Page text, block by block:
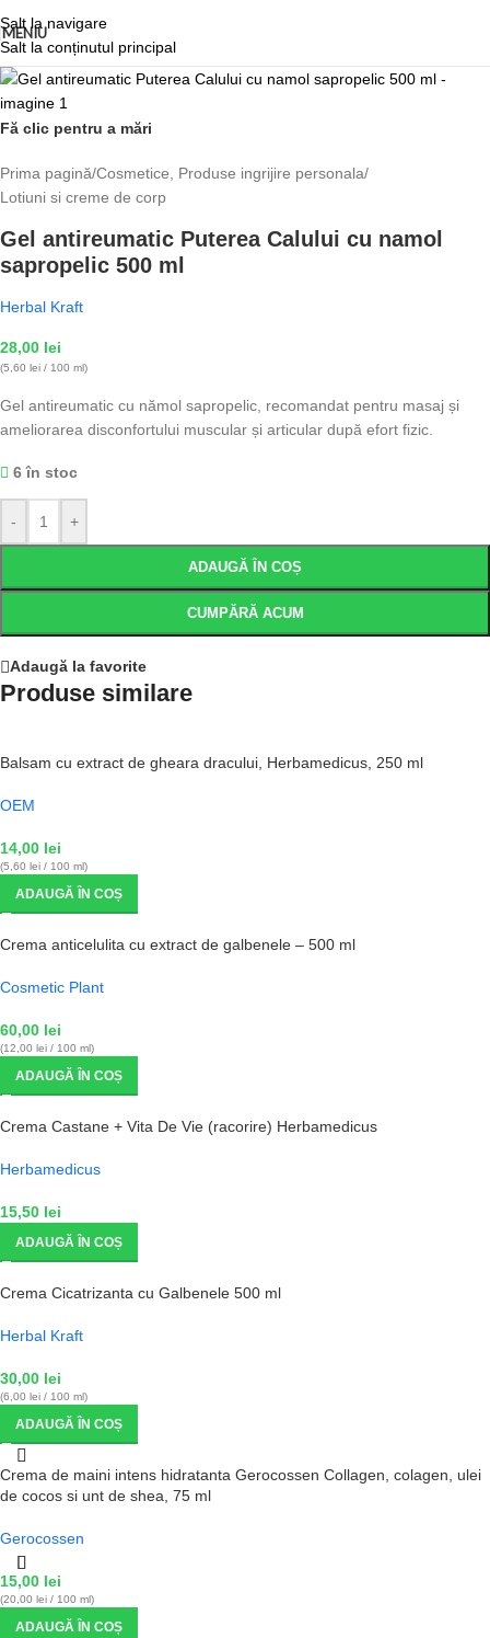
Salt la navigare
Salt la conținutul principal
MENIU
Fă clic pentru a mări
Prima pagină/Cosmetice, Produse ingrijire personala/
Lotiuni si creme de corp
Gel antireumatic Puterea Calului cu namol
sapropelic 500 ml
Herbal Kraft
28,00 lei
(5,60 lei / 100 ml)
Gel antireumatic cu nămol sapropelic, recomandat pentru masaj și
ameliorarea disconfortului muscular și articular după efort fizic.
6 în stoc
- +
ADAUGĂ ÎN COȘ
CUMPĂRĂ ACUM
Adaugă la favorite
Produse similare
Balsam cu extract de gheara dracului, Herbamedicus, 250 ml
OEM
14,00 lei
(5,60 lei / 100 ml)
ADAUGĂ ÎN COȘ
Crema anticelulita cu extract de galbenele – 500 ml
Cosmetic Plant
60,00 lei
(12,00 lei / 100 ml)
ADAUGĂ ÎN COȘ
Crema Castane + Vita De Vie (racorire) Herbamedicus
Herbamedicus
15,50 lei
ADAUGĂ ÎN COȘ
Crema Cicatrizanta cu Galbenele 500 ml
Herbal Kraft
30,00 lei
(6,00 lei / 100 ml)
ADAUGĂ ÎN COȘ
Crema de maini intens hidratanta Gerocossen Collagen, colagen, ulei
de cocos si unt de shea, 75 ml
Gerocossen
15,00 lei
(20,00 lei / 100 ml)
ADAUGĂ ÎN COȘ